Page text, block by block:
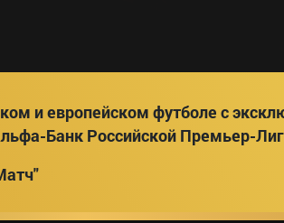
и европейском футболе с
Банк Российской Премьер-